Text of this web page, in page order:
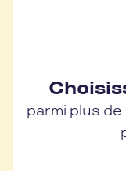
parmi plus